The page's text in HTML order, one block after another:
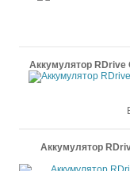
Аккумулятор RDrive
Аккумулятор